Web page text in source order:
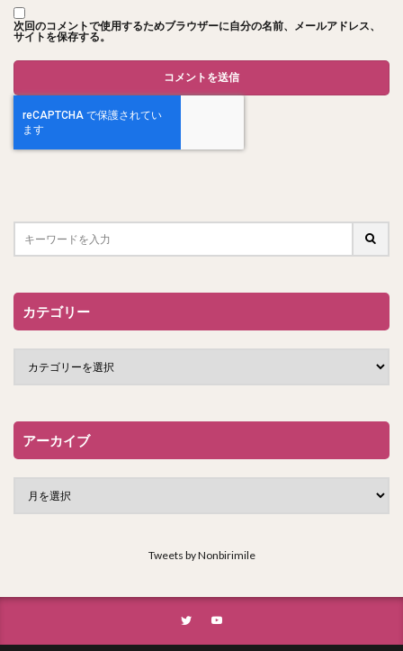
次回のコメントで使用するためブラウザーに自分の名前、メールアドレス、
サイトを保存する。
カテゴリー
アーカイブ
Tweets by Nonbirimile